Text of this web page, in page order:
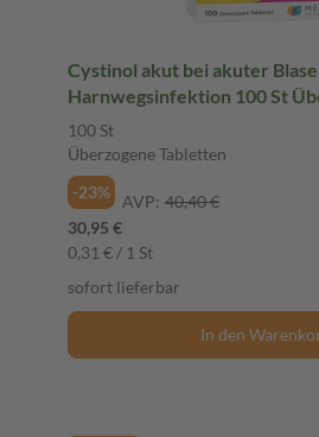
Cystinol akut bei akuter
Harnwegsinfektion 100 St
Tabletten
100 St
Überzogene Tabletten
-23%
AVP: 40,40 €
30,95 €
0,31 € / 1 St
sofort lieferbar
In den